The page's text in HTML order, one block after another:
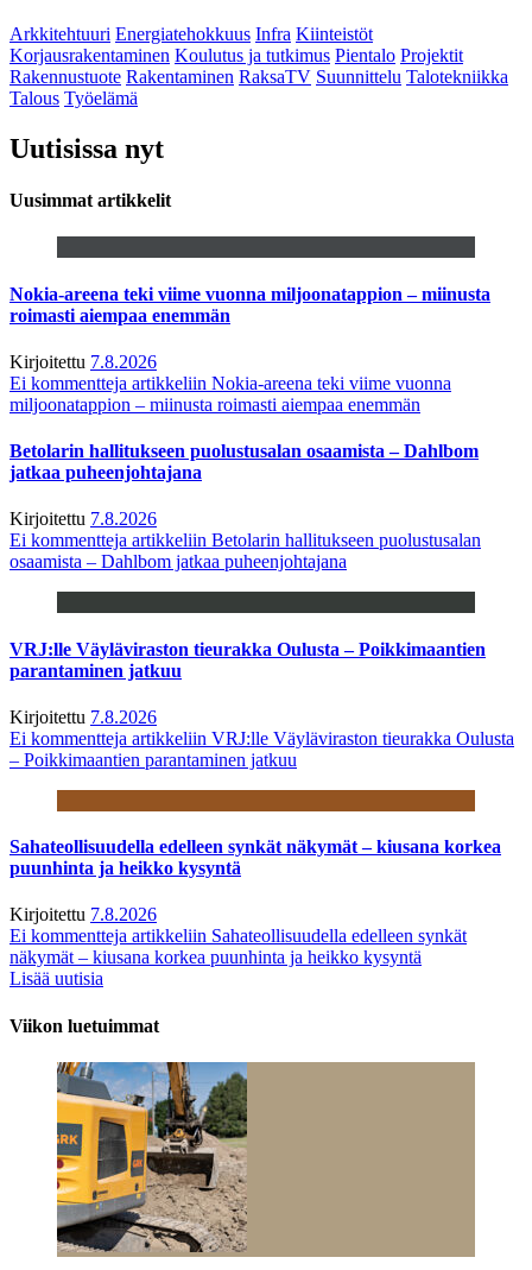
Arkkitehtuuri Energiatehokkuus Infra Kiinteistöt
Korjausrakentaminen Koulutus ja tutkimus Pientalo Projektit
Rakennustuote Rakentaminen RaksaTV Suunnittelu Talotekniikka
Talous Työelämä
Uutisissa nyt
Uusimmat artikkelit
Nokia-areena teki viime vuonna miljoonatappion – miinusta
roimasti aiempaa enemmän
Kirjoitettu 7.8.2026
Ei kommentteja artikkeliin Nokia-areena teki viime vuonna
miljoonatappion – miinusta roimasti aiempaa enemmän
Betolarin hallitukseen puolustusalan osaamista – Dahlbom
jatkaa puheenjohtajana
Kirjoitettu 7.8.2026
Ei kommentteja artikkeliin Betolarin hallitukseen puolustusalan
osaamista – Dahlbom jatkaa puheenjohtajana
VRJ:lle Väyläviraston tieurakka Oulusta – Poikkimaantien
parantaminen jatkuu
Kirjoitettu 7.8.2026
Ei kommentteja artikkeliin VRJ:lle Väyläviraston tieurakka Oulusta
– Poikkimaantien parantaminen jatkuu
Sahateollisuudella edelleen synkät näkymät – kiusana korkea
puunhinta ja heikko kysyntä
Kirjoitettu 7.8.2026
Ei kommentteja artikkeliin Sahateollisuudella edelleen synkät
näkymät – kiusana korkea puunhinta ja heikko kysyntä
Lisää uutisia
Viikon luetuimmat